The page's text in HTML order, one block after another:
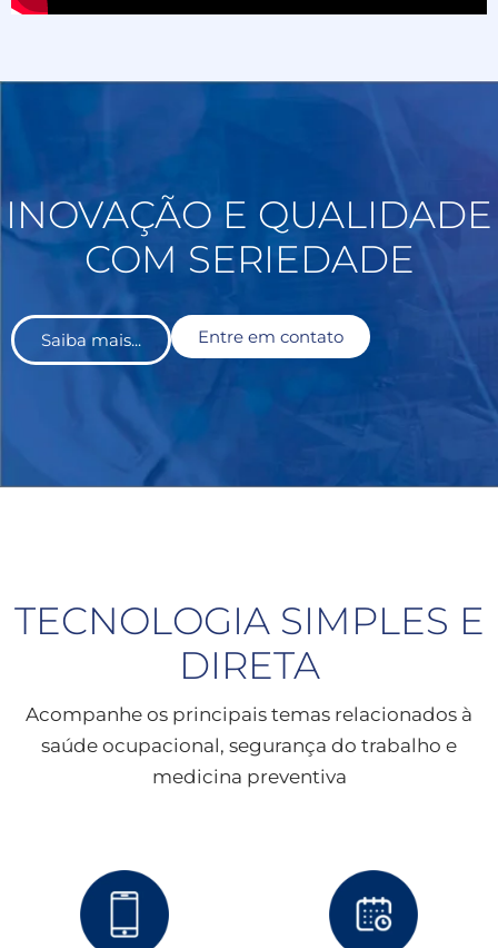
INOVAÇÃO E QUALIDADE
COM SERIEDADE
Saiba mais... Entre em contato
TECNOLOGIA SIMPLES E
DIRETA
Acompanhe os principais temas relacionados à
saúde ocupacional, segurança do trabalho e
medicina preventiva